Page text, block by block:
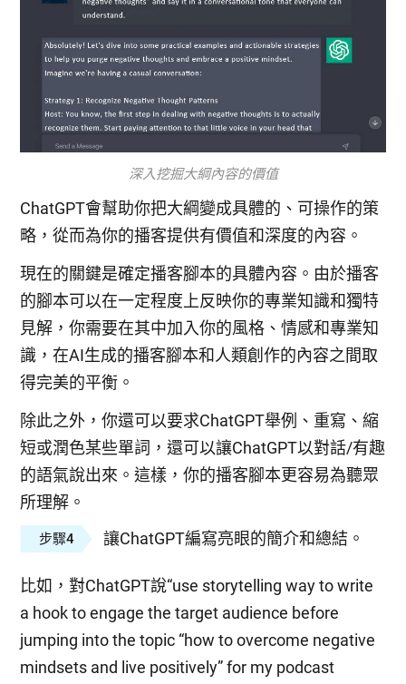
深入挖掘大綱內容的價值
ChatGPT會幫助你把大綱變成具體的、可操作的策
略，從而為你的播客提供有價值和深度的內容。
現在的關鍵是確定播客腳本的具體內容。由於播客
的腳本可以在一定程度上反映你的專業知識和獨特
見解，你需要在其中加入你的風格、情感和專業知
識，在AI生成的播客腳本和人類創作的內容之間取
得完美的平衡。
除此之外，你還可以要求ChatGPT舉例、重寫、縮
短或潤色某些單詞，還可以讓ChatGPT以對話/有趣
的語氣說出來。這樣，你的播客腳本更容易為聽眾
所理解。
步驟4 讓ChatGPT編寫亮眼的簡介和總結。
比如，對ChatGPT說“use storytelling way to write
a hook to engage the target audience before
jumping into the topic “how to overcome negative
mindsets and live positively” for my podcast